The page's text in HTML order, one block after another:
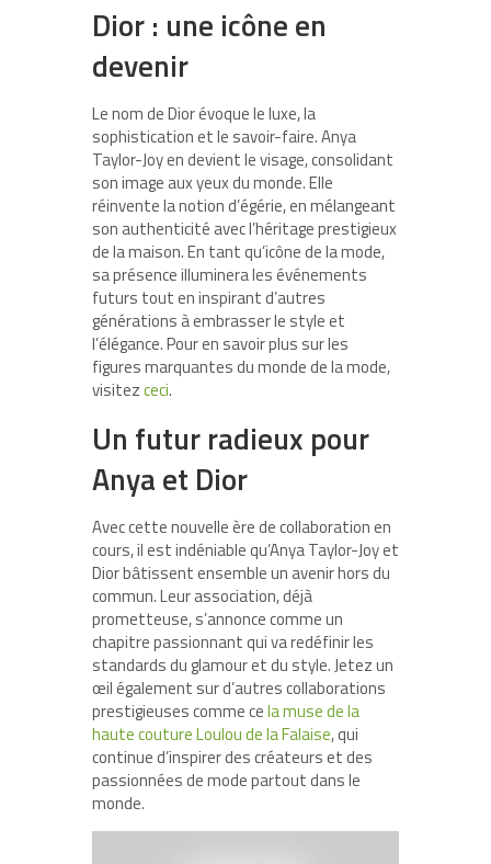
Dior : une icône en
devenir
Le nom de Dior évoque le luxe, la
sophistication et le savoir-faire. Anya
Taylor-Joy en devient le visage, consolidant
son image aux yeux du monde. Elle
réinvente la notion d’égérie, en mélangeant
son authenticité avec l’héritage prestigieux
de la maison. En tant qu’icône de la mode,
sa présence illuminera les événements
futurs tout en inspirant d’autres
générations à embrasser le style et
l’élégance. Pour en savoir plus sur les
figures marquantes du monde de la mode,
visitezceci.
Un futur radieux pour
Anya et Dior
Avec cette nouvelle ère de collaboration en
cours, il est indéniable qu’Anya Taylor-Joy et
Dior bâtissent ensemble un avenir hors du
commun. Leur association, déjà
prometteuse, s’annonce comme un
chapitre passionnant qui va redéfinir les
standards du glamour et du style. Jetez un
œil également sur d’autres collaborations
prestigieuses comme cela muse de la
haute couture Loulou de la Falaise, qui
continue d’inspirer des créateurs et des
passionnées de mode partout dans le
monde.